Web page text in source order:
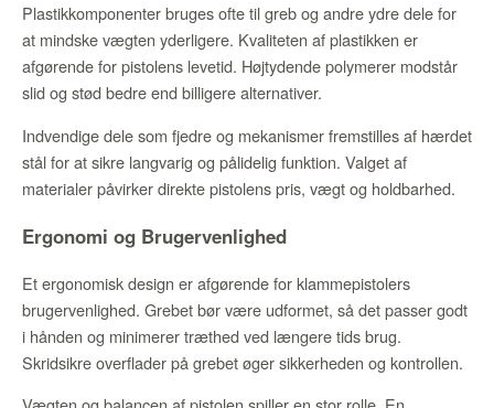
Plastikkomponenter bruges ofte til greb og andre ydre dele for
at mindske vægten yderligere. Kvaliteten af plastikken er
afgørende for pistolens levetid. Højtydende polymerer modstår
slid og stød bedre end billigere alternativer.
Indvendige dele som fjedre og mekanismer fremstilles af hærdet
stål for at sikre langvarig og pålidelig funktion. Valget af
materialer påvirker direkte pistolens pris, vægt og holdbarhed.
Ergonomi og Brugervenlighed
Et ergonomisk design er afgørende for klammepistolers
brugervenlighed. Grebet bør være udformet, så det passer godt
i hånden og minimerer træthed ved længere tids brug.
Skridsikre overflader på grebet øger sikkerheden og kontrollen.